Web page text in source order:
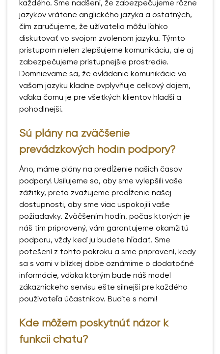
každého. Sme nadšení, že zabezpečujeme rôzne
jazykov vrátane anglického jazyka a ostatných,
čím zaručujeme, že užívatelia môžu ľahko
diskutovať vo svojom zvolenom jazyku. Týmto
prístupom nielen zlepšujeme komunikáciu, ale aj
zabezpečujeme prístupnejšie prostredie.
Domnievame sa, že ovládanie komunikácie vo
vašom jazyku kladne ovplyvňuje celkový dojem,
vďaka čomu je pre všetkých klientov hladší a
pohodlnejší.
Sú plány na zväčšenie
prevádzkových hodín podpory?
Áno, máme plány na predĺženie našich časov
podpory! Usilujeme sa, aby sme vylepšili vaše
zážitky, preto zvažujeme predĺženie našej
dostupnosti, aby sme viac uspokojili vaše
požiadavky. Zväčšením hodín, počas ktorých je
náš tím pripravený, vám garantujeme okamžitú
podporu, vždy keď ju budete hľadať. Sme
potešení z tohto pokroku a sme pripravení, kedy
sa s vami v blízkej dobe oznámime o dodatočné
informácie, vďaka ktorým bude náš model
zákazníckeho servisu ešte silnejší pre každého
používateľa účastníkov. Buďte s nami!
Kde môžem poskytnúť názor k
funkcii chatu?